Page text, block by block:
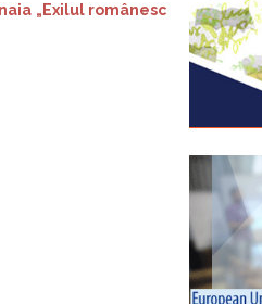
„Exilul românesc